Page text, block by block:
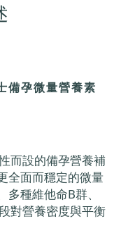
孕微量營養素
而設的備孕營養補
全面而穩定的微量
種維他命B群、
對營養密度與平衡